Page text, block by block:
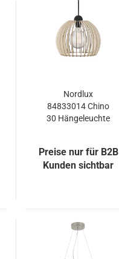
Nordlux
84833014 Chino
30 Hängeleuchte
Preise nur für B2B
Kunden sichtbar